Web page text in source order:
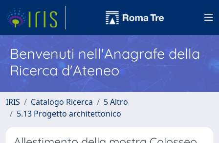
Benvenuti nell'Anagrafe della
Ricerca d'Ateneo
IRIS Catalogo Ricerca
5 Altro
5.13 Progetto architettonico